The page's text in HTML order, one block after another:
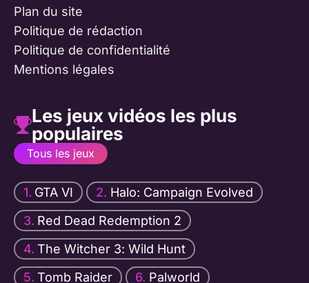
Plan du site
Politique de rédaction
Politique de confidentialité
Mentions légales
Les jeux vidéos les plus
populaires
Tous les jeux
GTA VI
Halo: Campaign Evolved
Red Dead Redemption 2
The Witcher 3: Wild Hunt
Tomb Raider
Palworld